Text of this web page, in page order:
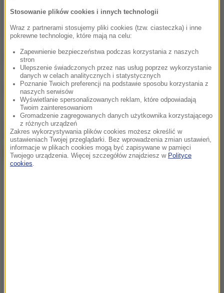
23:10
Źródło: brak
chcesz widzieć więcej artykułów od RMF24?
Google
Stosowanie plików cookies i innych technologii
Wraz z partnerami stosujemy pliki cookies (tzw. ciasteczka) i inne
pokrewne technologie, które mają na celu:
Zapewnienie bezpieczeństwa podczas korzystania z naszych
stron
Ulepszenie świadczonych przez nas usług poprzez wykorzystanie
danych w celach analitycznych i statystycznych
Poznanie Twoich preferencji na podstawie sposobu korzystania z
naszych serwisów
Wyświetlanie spersonalizowanych reklam, które odpowiadają
Twoim zainteresowaniom
Gromadzenie zagregowanych danych użytkownika korzystającego
z różnych urządzeń
Zakres wykorzystywania plików cookies możesz określić w
ustawieniach Twojej przeglądarki. Bez wprowadzenia zmian ustawień,
informacje w plikach cookies mogą być zapisywane w pamięci
Twojego urządzenia. Więcej szczegółów znajdziesz w Polityce
cookies